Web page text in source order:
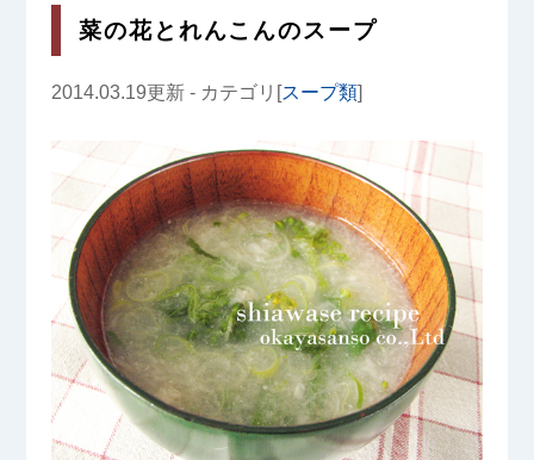
菜の花とれんこんのスープ
2014.03.19更新 - カテゴリ[スープ類]